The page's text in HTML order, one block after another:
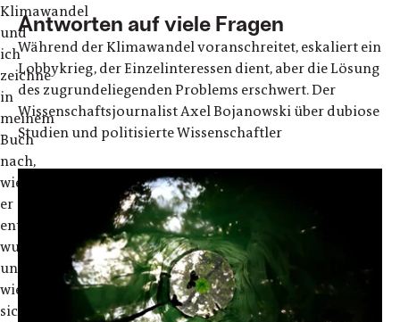
Klimawandel
und
ich
zeichne
in
meinem
Buch
nach,
wie
er
entdeckt
wurde
und
wie
sich
Antworten auf viele Fragen
Während der Klimawandel voranschreitet, eskaliert ein
Lobbykrieg, der Einzelinteressen dient, aber die Lösung
des zugrundeliegenden Problems erschwert. Der
Wissenschaftsjournalist Axel Bojanowski über dubiose
Studien und politisierte Wissenschaftler